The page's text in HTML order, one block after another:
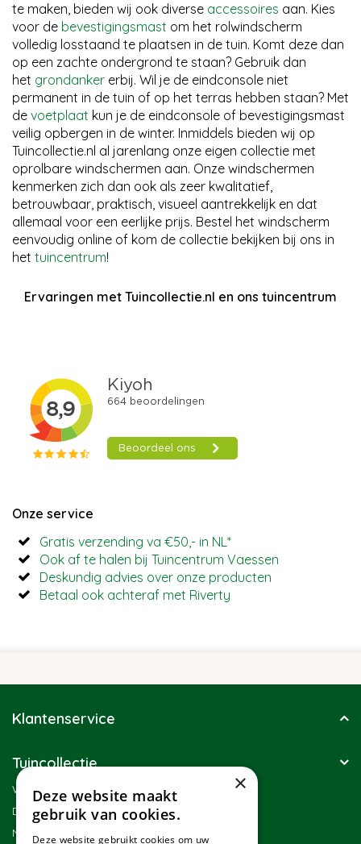
te maken, bieden wij ook diverse accessoires aan. Kies
voor de bevestigingsmast om het rolwindscherm
volledig losstaand te plaatsen in de tuin. Komt deze dan
op een zachte ondergrond te staan? Gebruik dan
het grondanker erbij. Wil je de eindconsole niet
permanent in de tuin of op het terras hebben staan? Met
de voetplaat kun je de eindconsole of bevestigingsmast
veilig opbergen in de winter. Inmiddels bieden wij op
Tuincollectie.nl al jarenlang onze eigen collectie met
oprolbare windschermen aan. Onze windschermen
kenmerken zich dan ook als zeer kwalitatief,
betrouwbaar, praktisch, visueel aantrekkelijk en dat
allemaal voor een eerlijke prijs. Bestel het windscherm
eenvoudig online of kom de collectie bekijken bij ons in
het tuincentrum!
Ervaringen met Tuincollectie.nl en ons tuincentrum
Onze service
Gratis verzending va €50,- in NL*
Ook af te halen bij Tuincentrum Vaessen
Deskundig advies over onze producten
Betaal ook achteraf met Riverty
Klantenservice
Tuincollectie
Winkel
Duurzaamheid
Nieuwsbrief
×
Deze website maakt
gebruik van cookies.
Deze website gebruikt cookies om uw